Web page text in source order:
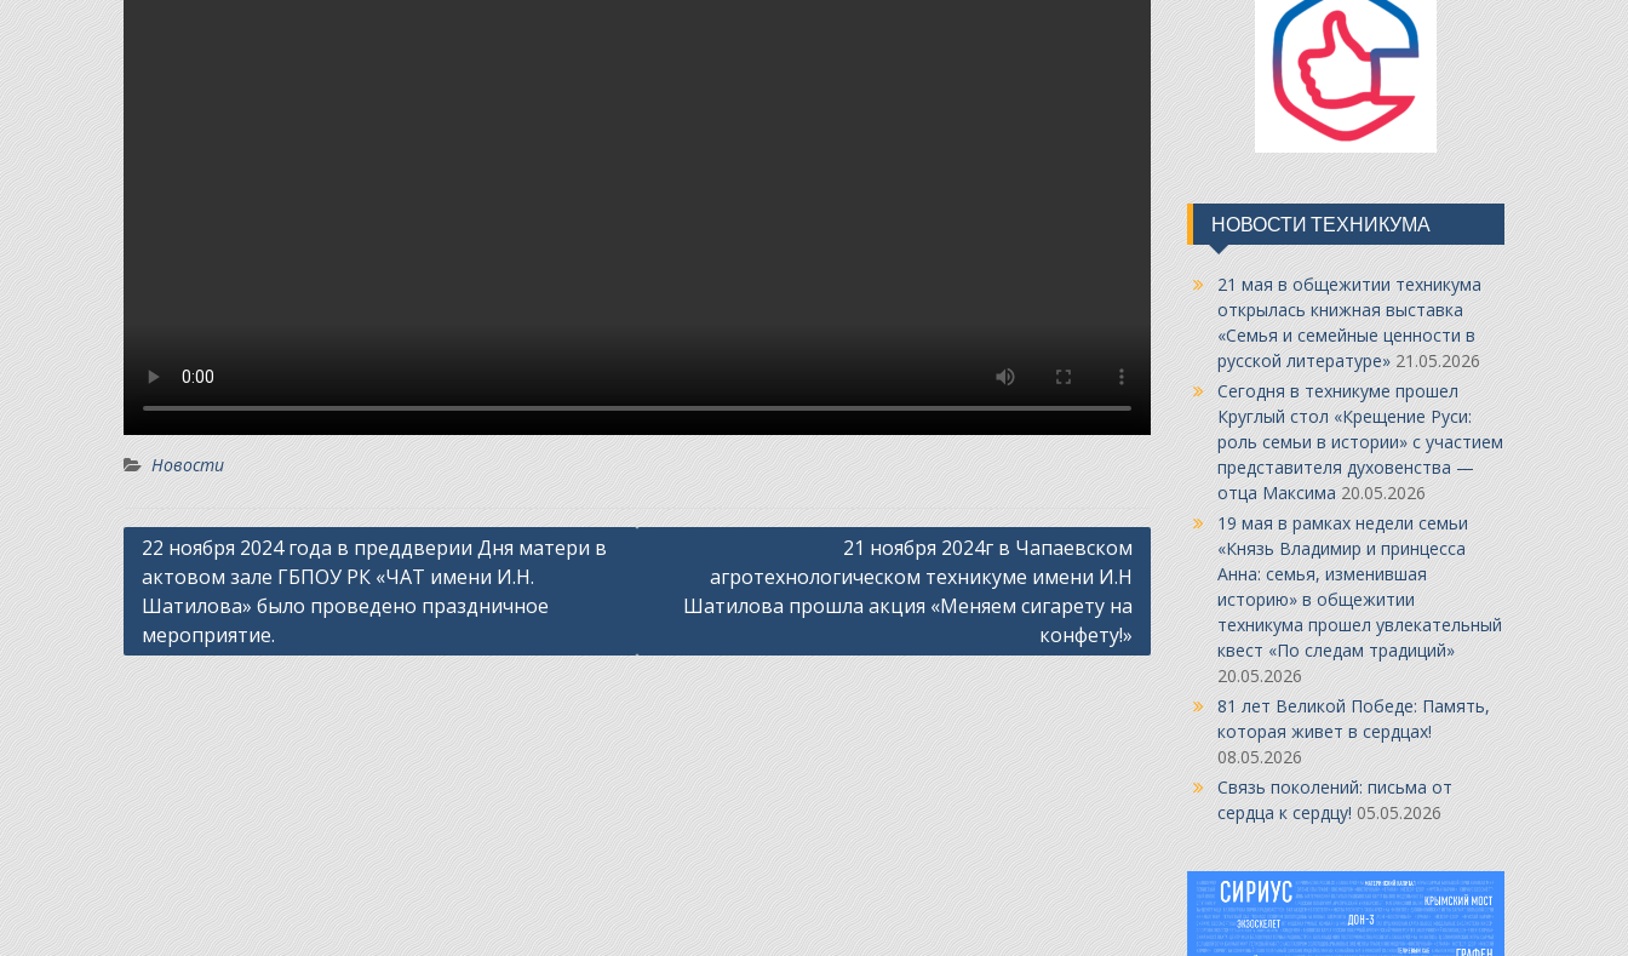
Новости
Навигация
по
записям
22 ноября 2024 года в преддверии Дня матери в
актовом зале ГБПОУ РК «ЧАТ имени И.Н.
Шатилова» было проведено праздничное
мероприятие.
21 ноября 2024г в Чапаевском
агротехнологическом техникуме имени И.Н
Шатилова прошла акция «Меняем сигарету на
конфету!»
НОВОСТИ ТЕХНИКУМА
21 мая в общежитии техникума
открылась книжная выставка
«Семья и семейные ценности в
русской литературе» 21.05.2026
Сегодня в техникуме прошел
Круглый стол «Крещение Руси:
роль семьи в истории» с участием
представителя духовенства —
отца Максима 20.05.2026
19 мая в рамках недели семьи
«Князь Владимир и принцесса
Анна: семья, изменившая
историю» в общежитии
техникума прошел увлекательный
квест «По следам традиций»
20.05.2026
81 лет Великой Победе: Память,
которая живет в сердцах!
08.05.2026
Связь поколений: письма от
сердца к сердцу! 05.05.2026